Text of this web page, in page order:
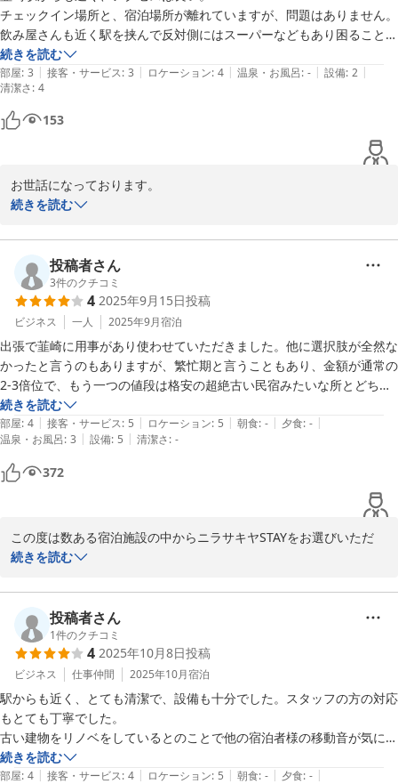
チェックイン場所と、宿泊場所が離れていますが、問題はありません。
飲み屋さんも近く駅を挟んで反対側にはスーパーなどもあり困ることは
ありません。
朝食もセットプランでなくても、朝７時からオープンしてくれるおにぎ
り屋さんがすぐです。
ただ、室内の換気扇の音が気になる。はじめエアコンの音かと思ってい
寄っかかると不安定ででした。
早めの増し締めをおすすめします。事故ります。
せめて、トレインビューならいいのですが、窓を開けると隣の家の壁で
す。
呑んで、ゆっくりするにはいい場所かと思います。
続きを読む
部屋: 3 | 接客・サービス: 3 | ロケーション: 4 | 温泉・お風呂: - | 設備: 2 |
清潔さ: 4
153
お世話になっております。
この度は当館をご利用いただき、誠にありがとうございました。
誠にありがとうございます。
ご指摘いただきました館内設備に関して、ご不便をおかけし、大変
失礼しました。
椅子のボルト締めなど早急に対応できる部分は対応させていただき
ました。
そのほかに関してもいただいたご意見を踏まえ、改善に努めてまい
りたいと思います。
またのご利用、こころよりお待ちしております。
まちのガイドホテル ニラサキヤＳＴＡＹ
2026-06-09
続きを読む
投稿者さん
3件のクチコミ
4 2025年9月15日投稿
ビジネス 一人 2025年9月宿泊
出張で韮崎に用事があり使わせていただきました。他に選択肢が全然な
かったと言うのもありますが、繁忙期と言うこともあり、金額が通常の
2-3倍位で、もう一つの値段は格安の超絶古い民宿みたいな所とどちら
にするか悩みましたが、新しくて綺麗で駅と飲屋街に近いこちらを選び
ました。施設も綺麗で掃除も行き届いており、和室ですがせんべい布団
ではなくしっかりした厚手の布団マットレスみたいな感じで、さらに掛
け布団もシーツも清潔でとても気持ちよく眠れました。空気清浄機もつ
いていて感動しました。こちらにして本当に良かったと思っています。
また機会があったら友人と旅行で利用したいと思います。あ、三階まで
あり階段が急なので、お年寄りや足の悪い方、巨大なキャリーのある方
は厳しいかもしれないです。和室2-3人部屋の「茅ヶ岳」は3階でし
た。
続きを読む
部屋: 4 | 接客・サービス: 5 | ロケーション: 5 | 朝食: - | 夕食: - |
温泉・お風呂: 3 | 設備: 5 | 清潔さ: -
372
この度は数ある宿泊施設の中からニラサキヤSTAYをお選びいただ
き、誠にありがとうございます。
清掃面へのお褒めのお言葉も、スタッフ一同の励みになります。
茅ヶ岳のお部屋は3階にございますため、ご不便をおかけすること
がございますが、大きなお荷物はスタッフが運搬をお手伝いいたし
ますのでご安心ください。
また、足腰にご不安のあるお客様は別館STAY2もご検討いただけま
すと幸いです。
またのご利用を心よりお待ち申し上げております。
ニラサキヤSTAY
続きを読む
投稿者さん
1件のクチコミ
4 2025年10月8日投稿
ビジネス 仕事仲間 2025年10月宿泊
駅からも近く、とても清潔で、設備も十分でした。スタッフの方の対応
もとても丁寧でした。
古い建物をリノベをしているとのことで他の宿泊者様の移動音が気にな
る方もいるかもしれません。
続きを読む
部屋: 4 | 接客・サービス: 4 | ロケーション: 5 | 朝食: - | 夕食: - |